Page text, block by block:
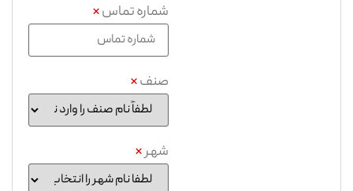
شماره تماس*
صنف*
شهر*